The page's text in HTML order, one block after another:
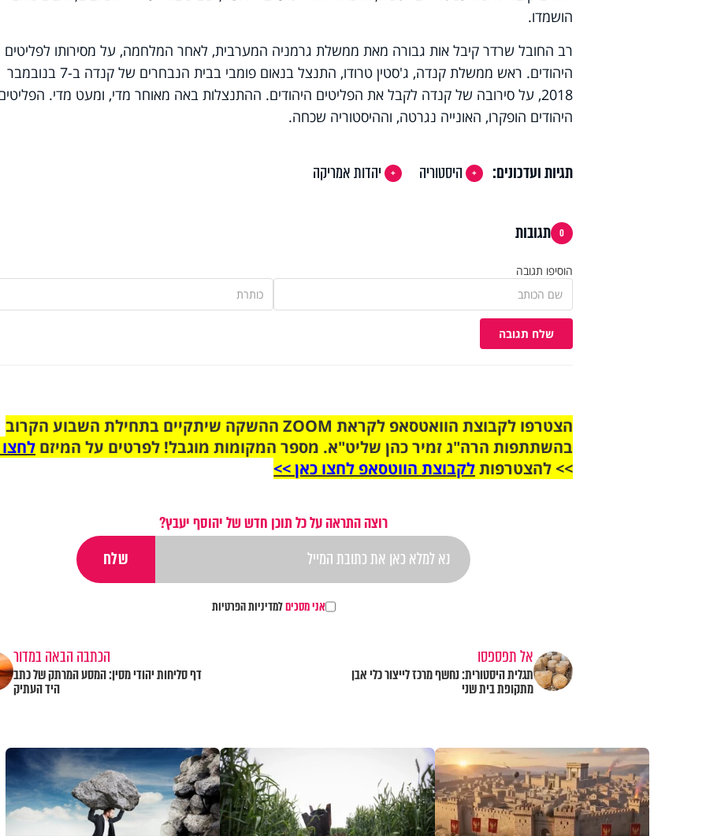
הושמדו.
רב החובל שרדר קיבל אות גבורה מאת ממשלת גרמניה המערבית, לאחר המלחמה, על מסירותו לפליטים
היהודים. ראש ממשלת קנדה, ג'סטין טרודו, התנצל בנאום פומבי בבית הנבחרים של קנדה ב-7 בנובמבר
2018, על סירובה של קנדה לקבל את הפליטים היהודים. ההתנצלות באה מאוחר מדי, ומעט מדי.
היהודים הופקרו, האונייה נגרטה, וההיסטוריה שכחה.
תגיות ועדכונים: היסטוריה יהדות אמריקה
0 תגובות
הוסיפו תגובה
שלח תגובה
הצטרפו לקבוצת הוואטסאפ לקראת ZOOM ההשקה שיתקיים בתחילת השבוע הקרוב
בהשתתפות הרה"ג זמיר כהן שליט"א. מספר המקומות מוגבל! לפרטים על המיזם
>> להצטרפותלקבוצת הווטסאפ לחצו כאן >>
רוצה התראה על כל תוכן חדש של יהוסף יעבץ?
אני מסכיםלמדיניות הפרטיות
אל תפספסו
תגלית היסטורית: נחשף מרכז לייצור כלי אבן
מתקופת בית שני
הכתבה הבאה במדור
דף סליחות יהודי מסין: המסע המרתק של כתב
היד העתיק